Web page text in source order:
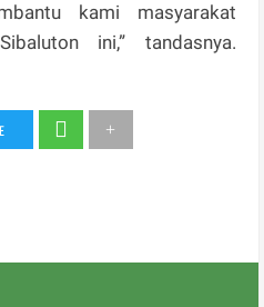
kami masyarakat
ini,” tandasnya.